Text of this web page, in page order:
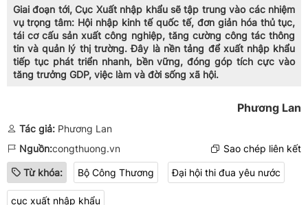
Giai đoạn tới, Cục Xuất nhập khẩu sẽ tập trung vào các nhiệm
vụ trọng tâm: Hội nhập kinh tế quốc tế, đơn giản hóa thủ tục,
tái cơ cấu sản xuất công nghiệp, tăng cường công tác thông
tin và quản lý thị trường. Đây là nền tảng để xuất nhập khẩu
tiếp tục phát triển nhanh, bền vững, đóng góp tích cực vào
tăng trưởng GDP, việc làm và đời sống xã hội.
Phương Lan
Tác giả: Phương Lan
Nguồn:congthuong.vn Sao chép liên kết
Từ khóa: Bộ Công Thương Đại hội thi đua yêu nước
cục xuất nhập khẩu